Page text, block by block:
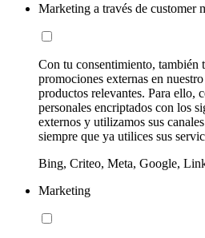
Marketing a través de customer
Con tu consentimiento, también
promociones externas en
productos relevantes. Para ello,
personales encriptados con los
externos y utilizamos sus
siempre que ya utilices sus
Bing, Criteo, Meta, Google,
Marketing